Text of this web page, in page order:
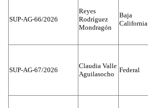
SUP-AG-66/2026
Reyes
Rodríguez
Mondragón
Baja
California
SUP-AG-67/2026
Claudia Valle
Aguilasocho
Federal